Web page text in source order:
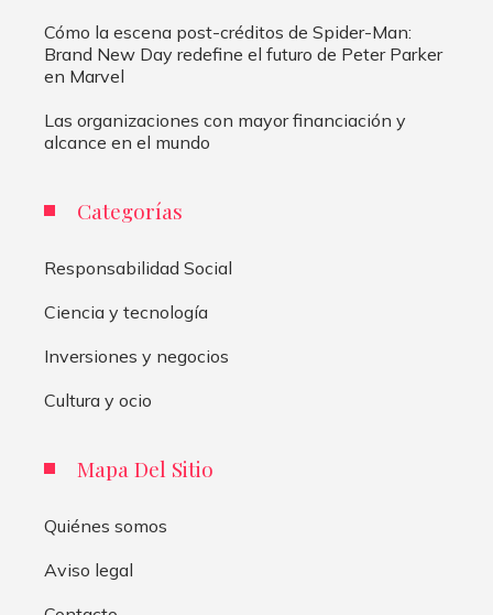
Cómo la escena post-créditos de Spider-Man:
Brand New Day redefine el futuro de Peter Parker
en Marvel
Las organizaciones con mayor financiación y
alcance en el mundo
Categorías
Responsabilidad Social
Ciencia y tecnología
Inversiones y negocios
Cultura y ocio
Mapa Del Sitio
Quiénes somos
Aviso legal